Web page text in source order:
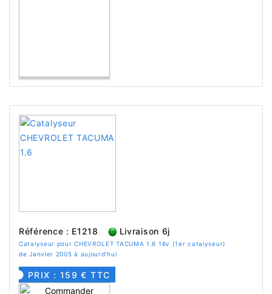
Référence : E1218 Livraison 6j
Catalyseur pour CHEVROLET TACUMA 1.6 16v (1er catalyseur)
de Janvier 2005 à aujourd'hui
PRIX : 159 € TTC